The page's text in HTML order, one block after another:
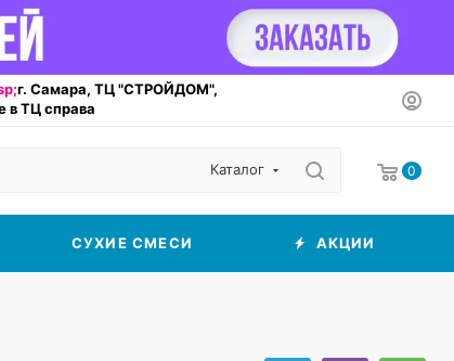
г. Самара, ТЦ "СТРОЙДОМ",
в ТЦ справа
Каталог 0
СУХИЕ СМЕСИ АКЦИИ